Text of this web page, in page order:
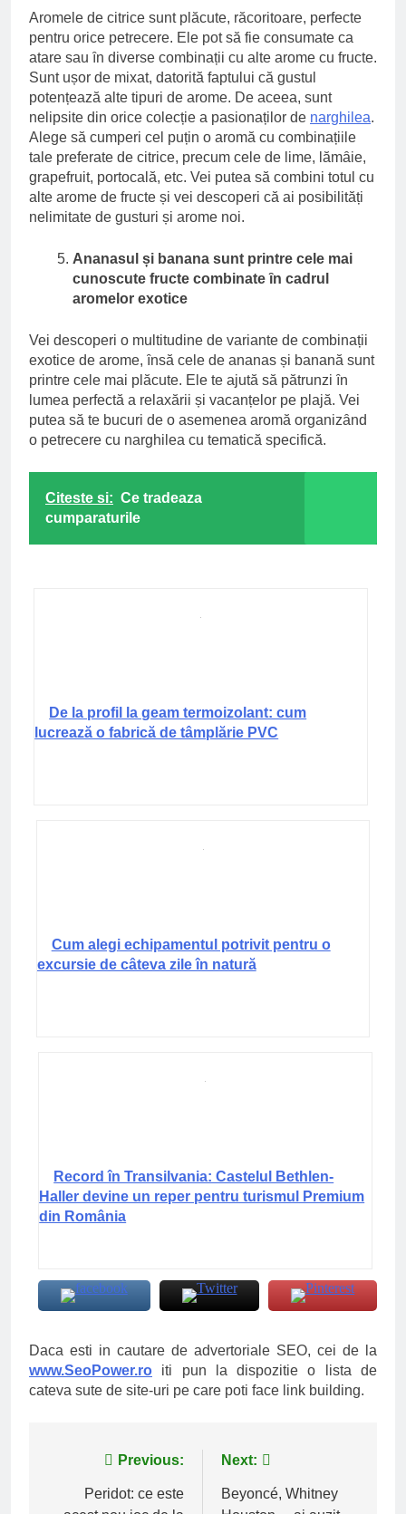
Aromele de citrice sunt plӑcute, rӑcoritoare, perfecte
pentru orice petrecere. Ele pot sӑ fie consumate ca
atare sau ȋn diverse combinații cu alte arome cu fructe.
Sunt ușor de mixat, datoritӑ faptului cӑ gustul
potențeazӑ alte tipuri de arome. De aceea, sunt
nelipsite din orice colecție a pasionaților de narghilea.
Alege sӑ cumperi cel puțin o aromӑ cu combinațiile
tale preferate de citrice, precum cele de lime, lӑmȃie,
grapefruit, portocalӑ, etc. Vei putea sӑ combini totul cu
alte arome de fructe și vei descoperi cӑ ai posibilitӑți
nelimitate de gusturi și arome noi.
Ananasul și banana sunt printre cele mai
cunoscute fructe combinate ȋn cadrul
aromelor exotice
Vei descoperi o multitudine de variante de combinații
exotice de arome, ȋnsӑ cele de ananas și bananӑ sunt
printre cele mai plӑcute. Ele te ajutӑ sӑ pӑtrunzi ȋn
lumea perfectӑ a relaxӑrii și vacanțelor pe plajӑ. Vei
putea sӑ te bucuri de o asemenea aromӑ organizȃnd
o petrecere cu narghilea cu tematicӑ specificӑ.
Citeste si: Ce tradeaza
cumparaturile
De la profil la geam termoizolant: cum
lucrează o fabrică de tâmplărie PVC
Cum alegi echipamentul potrivit pentru o
excursie de câteva zile în natură
Record în Transilvania: Castelul Bethlen-
Haller devine un reper pentru turismul Premium
din România
Daca esti in cautare de advertoriale SEO, cei de la
www.SeoPower.ro iti pun la dispozitie o lista de
cateva sute de site-uri pe care poti face link building.
NavigarePrevious:
Peridot: ce este
Next:
Beyoncé, Whitney